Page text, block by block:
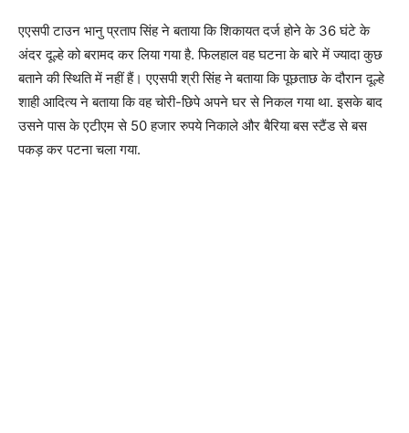
एएसपी टाउन भानु प्रताप सिंह ने बताया कि शिकायत दर्ज होने के 36 घंटे के
अंदर दूल्हे को बरामद कर लिया गया है. फिलहाल वह घटना के बारे में ज्यादा कुछ
बताने की स्थिति में नहीं हैं। एएसपी श्री सिंह ने बताया कि पूछताछ के दौरान दूल्हे
शाही आदित्य ने बताया कि वह चोरी-छिपे अपने घर से निकल गया था. इसके बाद
उसने पास के एटीएम से 50 हजार रुपये निकाले और बैरिया बस स्टैंड से बस
पकड़ कर पटना चला गया.